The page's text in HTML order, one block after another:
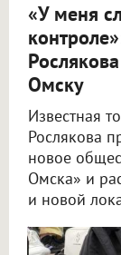
«У меня
Омску
Известная
Рослякова
новое
Омска» и
и новой